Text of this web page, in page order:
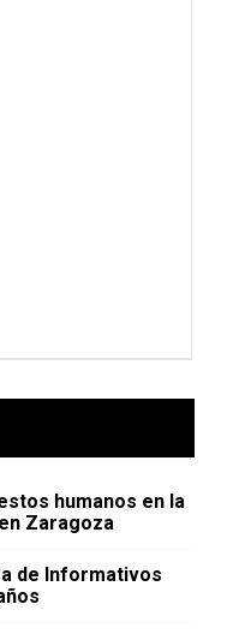
humanos en la
Zaragoza
de Informativos